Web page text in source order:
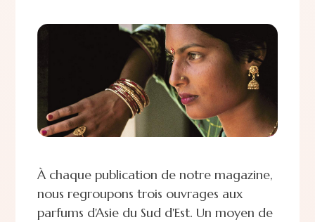
À chaque publication de notre magazine,
nous regroupons trois ouvrages aux
parfums d'Asie du Sud d'Est. Un moyen de